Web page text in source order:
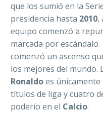
que los sumió en la
presidencia hasta 2010,
equipo comenzó a
marcada por
comenzó un ascenso
los mejores del mundo.
Ronaldoes
títulos de liga y cuatro
poderío en el Calcio.